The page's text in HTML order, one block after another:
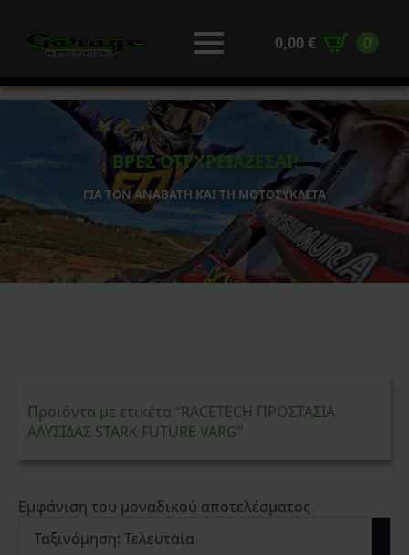
0,00 € 0
ΒΡΕΣ ΟΤΙ ΧΡΕΙΑΖΕΣΑΙ!
ΓΙΑ ΤΟΝ ΑΝΑΒΑΤΗ ΚΑΙ ΤΗ ΜΟΤΟΣΥΚΛΕΤΑ
Προϊόντα με ετικέτα “RACETECH ΠΡΟΣΤΑΣΙΑ
ΑΛΥΣΙΔΑΣ STARK FUTURE VARG”
Εμφάνιση του μοναδικού αποτελέσματος